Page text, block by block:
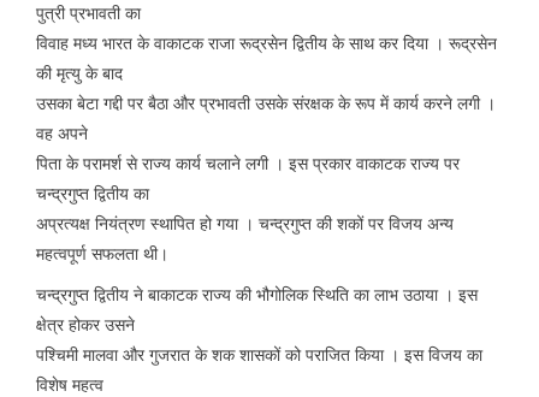
पुत्री प्रभावती का
विवाह मध्य भारत के वाकाटक राजा रूद्रसेन द्वितीय के साथ कर दिया । रूद्रसेन
की मृत्यु के बाद
उसका बेटा गद्दी पर बैठा और प्रभावती उसके संरक्षक के रूप में कार्य करने लगी ।
वह अपने
पिता के परामर्श से राज्य कार्य चलाने लगी । इस प्रकार वाकाटक राज्य पर
चन्द्रगुप्त द्वितीय का
अप्रत्यक्ष नियंत्रण स्थापित हो गया । चन्द्रगुप्त की शकों पर विजय अन्य
महत्वपूर्ण सफलता थी।
चन्द्रगुप्त द्वितीय ने बाकाटक राज्य की भौगोलिक स्थिति का लाभ उठाया । इस
क्षेत्र होकर उसने
पश्चिमी मालवा और गुजरात के शक शासकों को पराजित किया । इस विजय का
विशेष महत्व